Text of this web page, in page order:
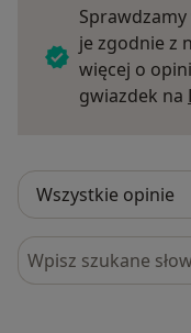
je zgodnie z
więcej o
gwiazdek na
Szukaj w opiniach